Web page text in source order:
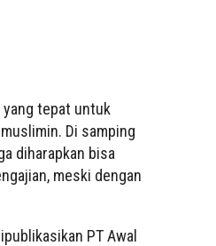
yang tepat untuk
Di samping
diharapkan bisa
meski dengan
PT Awal